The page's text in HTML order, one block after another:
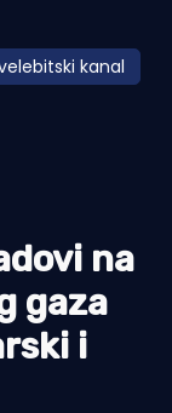
kanal
na
gaza
i